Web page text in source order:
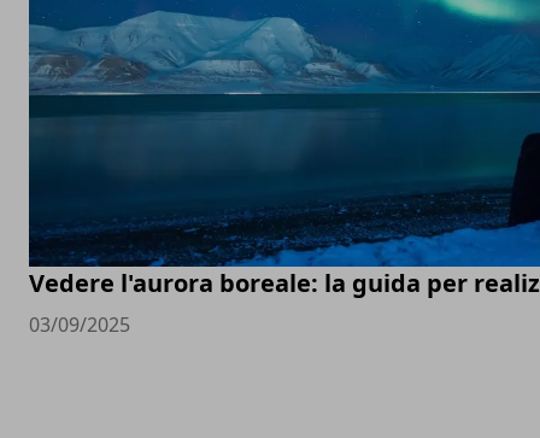
Vedere l'aurora boreale: la guida per
03/09/2025